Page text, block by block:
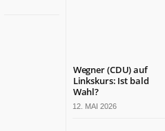
Wegner (CDU) auf
Linkskurs: Ist bald
Wahl?
12. MAI 2026